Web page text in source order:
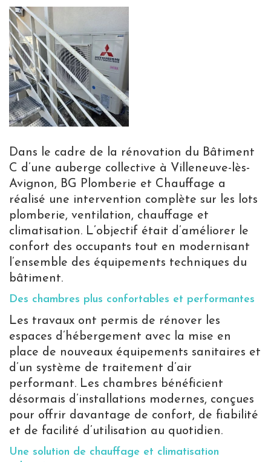
Dans le cadre de la rénovation du Bâtiment
C d’une auberge collective à Villeneuve-lès-
Avignon, BG Plomberie et Chauffage a
réalisé une intervention complète sur les lots
plomberie, ventilation, chauffage et
climatisation. L’objectif était d’améliorer le
confort des occupants tout en modernisant
l’ensemble des équipements techniques du
bâtiment.
Des chambres plus confortables et performantes
Les travaux ont permis de rénover les
espaces d’hébergement avec la mise en
place de nouveaux équipements sanitaires et
d’un système de traitement d’air
performant. Les chambres bénéficient
désormais d’installations modernes, conçues
pour offrir davantage de confort, de fiabilité
et de facilité d’utilisation au quotidien.
Une solution de chauffage et climatisation